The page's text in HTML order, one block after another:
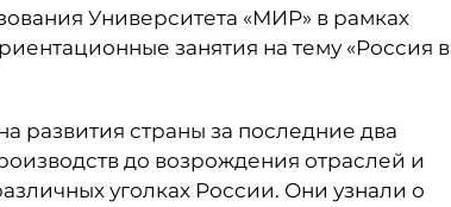
Университета «МИР» в рамках
занятия на тему «Россия в
развития страны за последние два
до возрождения отраслей и
уголках России. Они узнали о